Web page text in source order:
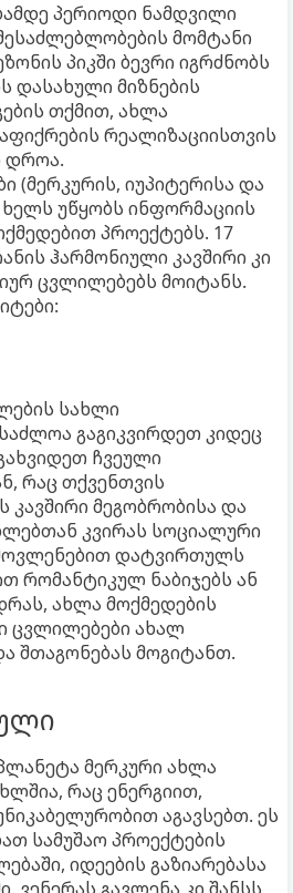
პერიოდი ნამდვილი
მომტანი
პიკში ბევრი იგრძნობს
დასახული მიზნების
თქმით, ახლა
რეალიზაციისთვის
დროა.
(მერკურის, იუპიტერისა და
უწყობს ინფორმაციის
პროექტებს. 17
ჰარმონიული კავშირი კი
ცვლილებებს მოიტანს.
სახლი
გაგიკვირდეთ კიდეც
ჩვეული
რაც თქვენთვის
კავშირი მეგობრობისა და
კვირას სოციალური
დატვირთულს
რომანტიკულ ნაბიჯებს ან
ახლა მოქმედების
ახალ
შთაგონებას მოგიტანთ.
მერკური ახლა
რაც ენერგიით,
აგავსებთ. ეს
სამუშაო პროექტების
იდეების გაზიარებასა